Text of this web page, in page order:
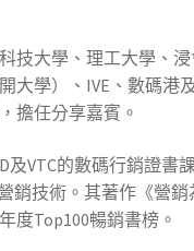
技大學、理工大學、
大學）、IVE、數碼港
擔任分享嘉賓。
及VTC的數碼行銷證書
銷技術。其著作《營銷
度Top100暢銷書榜。